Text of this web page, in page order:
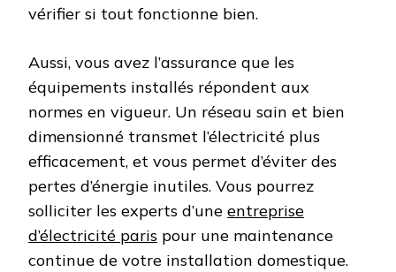
vérifier si tout fonctionne bien.
Aussi, vous avez l’assurance que les
équipements installés répondent aux
normes en vigueur. Un réseau sain et bien
dimensionné transmet l’électricité plus
efficacement, et vous permet d’éviter des
pertes d’énergie inutiles. Vous pourrez
solliciter les experts d’une entreprise
d’électricité paris pour une maintenance
continue de votre installation domestique.